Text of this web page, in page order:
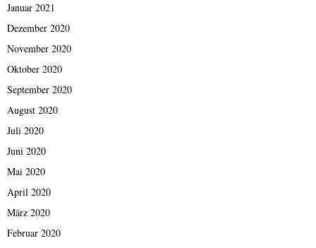
Januar 2021
Dezember 2020
November 2020
Oktober 2020
September 2020
August 2020
Juli 2020
Juni 2020
Mai 2020
April 2020
März 2020
Februar 2020